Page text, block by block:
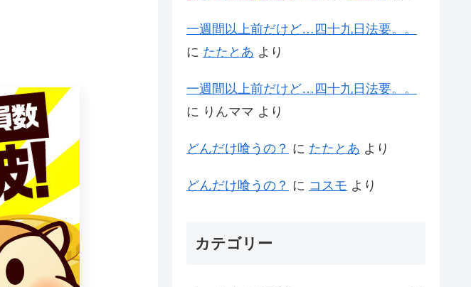
一週間以上前だけど…四十九日法要。。
に たたとあ より
一週間以上前だけど…四十九日法要。。
に りんママ より
どんだけ喰うの？ に たたとあ より
どんだけ喰うの？ に コスモ より
カテゴリー